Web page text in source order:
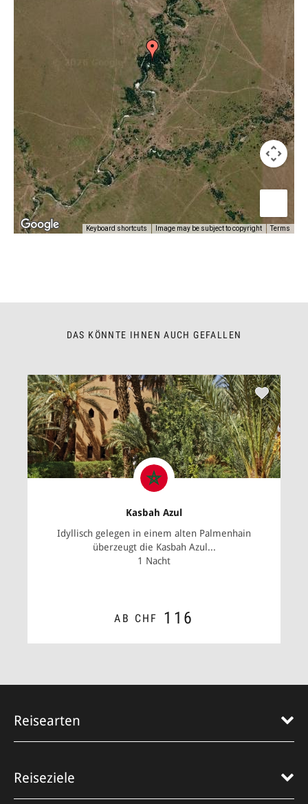
Keyboard shortcuts Image may be subject to copyright Terms
DAS KÖNNTE IHNEN AUCH GEFALLEN
Kasbah Azul
Idyllisch gelegen in einem alten Palmenhain
überzeugt die Kasbah Azul...
1 Nacht
AB CHF 116
Reisearten
Reiseziele